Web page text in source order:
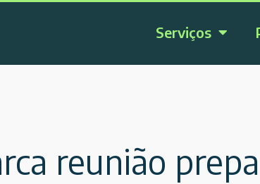
Serviços
reunião